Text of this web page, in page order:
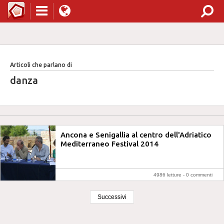
Articoli che parlano di
danza
Ancona e Senigallia al centro dell'Adriatico
Mediterraneo Festival 2014
4986 letture - 0 commenti
Successivi